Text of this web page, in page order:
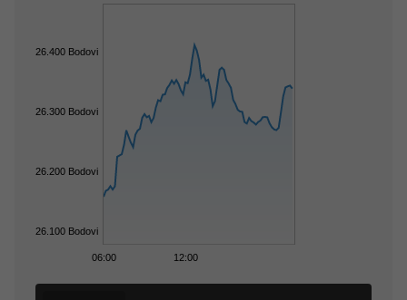
06:00 12:00
26.100 Bodovi
26.200 Bodovi
26.300 Bodovi
26.400 Bodovi